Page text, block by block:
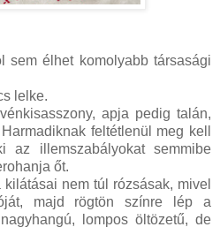
sem élhet komolyabb társasági
lelke.
apja pedig talán,
feltétlenül meg kell
az illemszabályokat semmibe
őt.
nem túl rózsásak, mivel
majd rögtön színre lép a
lompos öltözetű, de